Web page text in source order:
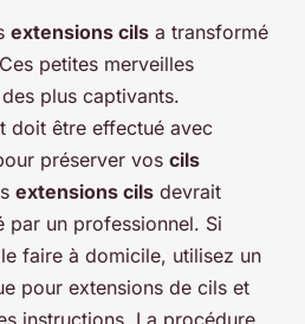
extensions cils a transformé
petites merveilles
des plus captivants.
doit être effectué avec
préserver vos cils
extensions cils devrait
par un professionnel. Si
faire à domicile, utilisez un
pour extensions de cils et
instructions. La procédure